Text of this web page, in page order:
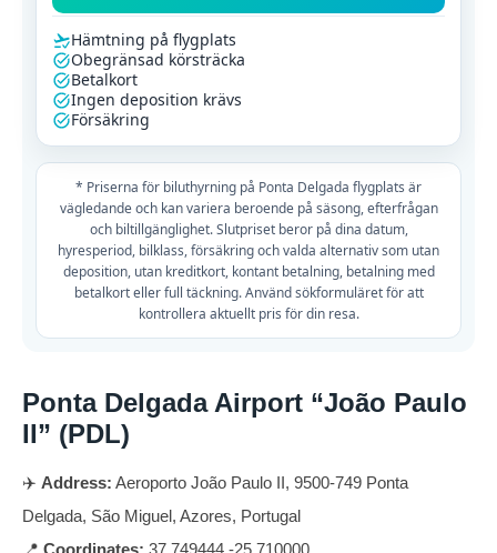
Hämtning på flygplats
Obegränsad körsträcka
Betalkort
Ingen deposition krävs
Försäkring
* Priserna för biluthyrning på Ponta Delgada flygplats är
vägledande och kan variera beroende på säsong, efterfrågan
och biltillgänglighet. Slutpriset beror på dina datum,
hyresperiod, bilklass, försäkring och valda alternativ som utan
deposition, utan kreditkort, kontant betalning, betalning med
betalkort eller full täckning. Använd sökformuläret för att
kontrollera aktuellt pris för din resa.
Ponta Delgada Airport “João Paulo
II” (PDL)
✈️ Address: Aeroporto João Paulo II, 9500-749 Ponta
Delgada, São Miguel, Azores, Portugal
📍 Coordinates: 37.749444,-25.710000